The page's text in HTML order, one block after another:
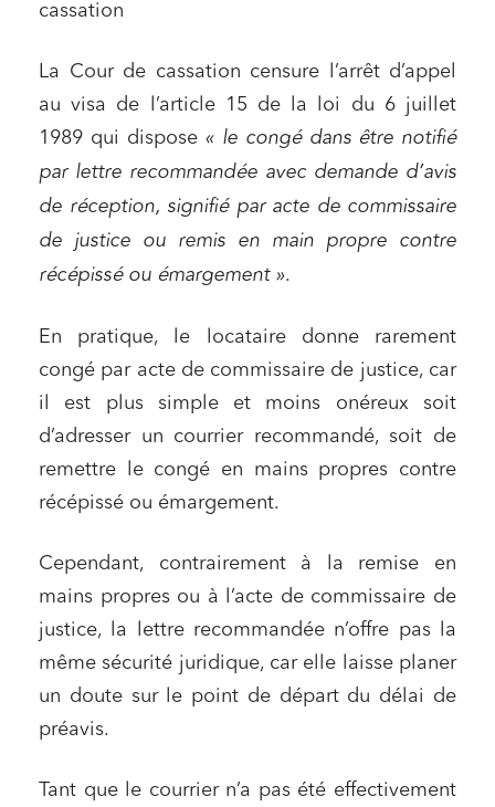
cassation
La Cour de cassation censure l’arrêt d’appel
au visa de l’article 15 de la loi du 6 juillet
1989 qui dispose « le congé dans être notifié
par lettre recommandée avec demande d’avis
de réception, signifié par acte de commissaire
de justice ou remis en main propre contre
récépissé ou émargement ».
En pratique, le locataire donne rarement
congé par acte de commissaire de justice, car
il est plus simple et moins onéreux soit
d’adresser un courrier recommandé, soit de
remettre le congé en mains propres contre
récépissé ou émargement.
Cependant, contrairement à la remise en
mains propres ou à l’acte de commissaire de
justice, la lettre recommandée n’offre pas la
même sécurité juridique, car elle laisse planer
un doute sur le point de départ du délai de
préavis.
Tant que le courrier n’a pas été effectivement